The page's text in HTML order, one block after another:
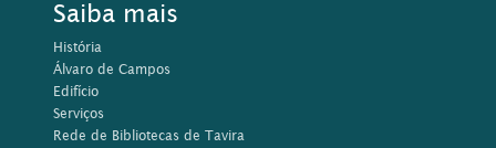
Saiba mais
História
Álvaro de Campos
Edifício
Serviços
Rede de Bibliotecas de Tavira